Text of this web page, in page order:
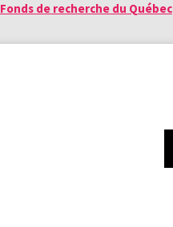
Fonds de recherche du Québec